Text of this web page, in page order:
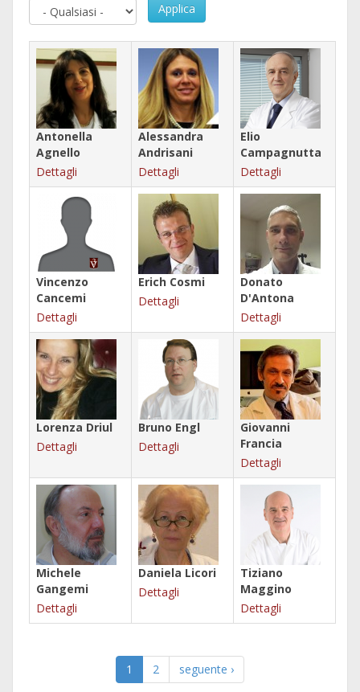
Applica
Antonella
Agnello
Dettagli
Alessandra
Andrisani
Dettagli
Elio
Campagnutta
Dettagli
Vincenzo
Cancemi
Dettagli
Erich Cosmi
Dettagli
Donato
D'Antona
Dettagli
Lorenza Driul
Dettagli
Bruno Engl
Dettagli
Giovanni
Francia
Dettagli
Michele
Gangemi
Dettagli
Daniela Licori
Dettagli
Tiziano
Maggino
Dettagli
1 2 seguente ›